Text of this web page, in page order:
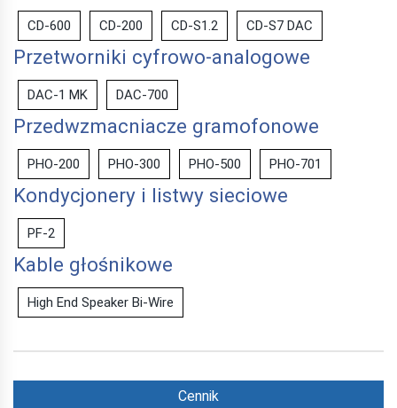
CD-600 CD-200 CD-S1.2 CD-S7 DAC
Przetworniki cyfrowo-analogowe
DAC-1 MK DAC-700
Przedwzmacniacze gramofonowe
PHO-200 PHO-300 PHO-500 PHO-701
Kondycjonery i listwy sieciowe
PF-2
Kable głośnikowe
High End Speaker Bi-Wire
Cennik